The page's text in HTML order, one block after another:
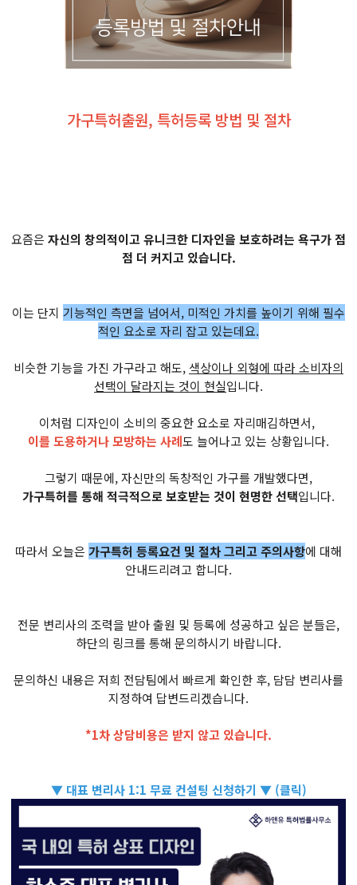
가구특허출원, 특허등록 방법 및 절차
요즘은 자신의 창의적이고 유니크한 디자인을 보호하려는 욕구가 점
점 더 커지고 있습니다.
이는 단지 기능적인 측면을 넘어서, 미적인 가치를 높이기 위해 필수
적인 요소로 자리 잡고 있는데요.
비슷한 기능을 가진 가구라고 해도, 색상이나 외형에 따라 소비자의
선택이 달라지는 것이 현실입니다.
이처럼 디자인이 소비의 중요한 요소로 자리매김하면서,
이를 도용하거나 모방하는 사례도 늘어나고 있는 상황입니다.
그렇기 때문에, 자신만의 독창적인 가구를 개발했다면,
가구특허를 통해 적극적으로 보호받는 것이 현명한 선택입니다.
따라서 오늘은 가구특허 등록요건 및 절차 그리고 주의사항에 대해
안내드리려고 합니다.
전문 변리사의 조력을 받아 출원 및 등록에 성공하고 싶은 분들은,
하단의 링크를 통해 문의하시기 바랍니다.
문의하신 내용은 저희 전담팀에서 빠르게 확인한 후, 담담 변리사를
지정하여 답변드리겠습니다.
*1차 상담비용은 받지 않고 있습니다.
▼ 대표 변리사 1:1 무료 컨설팅 신청하기 ▼ (클릭)